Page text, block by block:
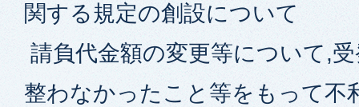
関する規定の創設について
請負代金額の変更等について,
整わなかったこと等をもって不